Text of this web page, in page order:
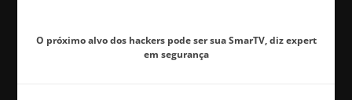
O próximo alvo dos hackers pode ser sua SmarTV, diz expert
em segurança